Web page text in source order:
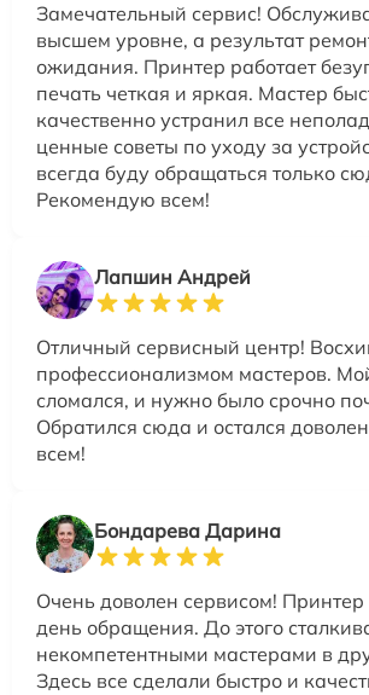
Замечательный сервис!
высшем уровне, а результат
ожидания. Принтер работает
печать четкая и яркая. Мастер
качественно устранил все
ценные советы по уходу за
всегда буду обращаться только
Рекомендую всем!
Лапшин Андрей
Отличный сервисный центр!
профессионализмом мастеров.
сломался, и нужно было срочно
Обратился сюда и остался
всем!
Бондарева Дарина
Очень доволен сервисом!
день обращения. До этого
некомпетентными мастерами в
Здесь все сделали быстро и